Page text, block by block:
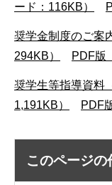
ード：116KB）
奨学金制度のご案
294KB）
PDF版
奨学生等指導資料
1,191KB）
PDF
このページの